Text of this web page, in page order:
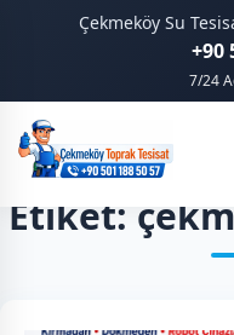
Çekmeköy Su
+90
7/24
Etiket: